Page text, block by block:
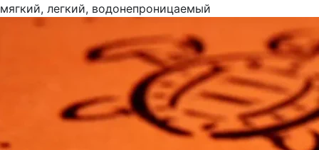
мягкий, легкий, водонепроницаемый